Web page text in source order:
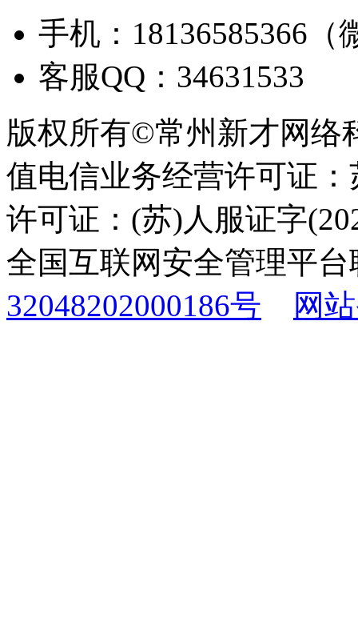
手机：18136585366（
客服QQ：34631533
版权所有©常州新才网络
值电信业务经营许可证
许可证：(苏)人服证字
全国互联网安全管理平
32048202000186号
网